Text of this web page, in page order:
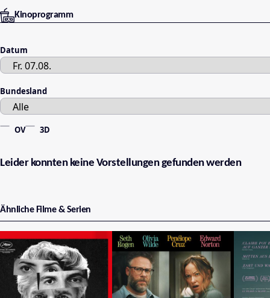
Kinoprogramm
Datum
Bundesland
OV 3D
Leider konnten keine Vorstellungen gefunden werden
Ähnliche Filme & Serien